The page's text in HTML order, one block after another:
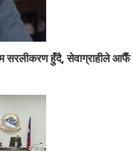
सरलीकरण हुँदै, सेवाग्राहीले आफैँ